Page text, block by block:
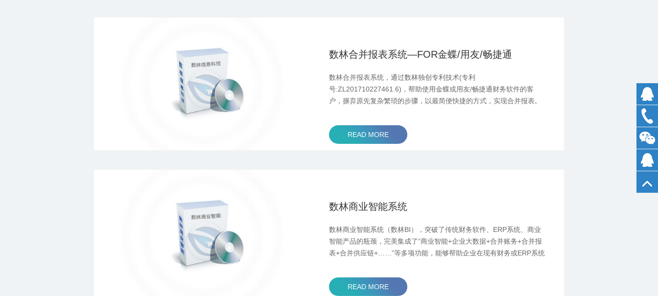
数林合并报表系统—FOR金蝶/用友/畅捷通
数林合并报表系统，通过数林独创专利技术(专利
号:ZL201710227461.6)，帮助使用金蝶或用友/畅捷通财务软件的客
户，摒弃原先复杂繁琐的步骤，以最简便快捷的方式，实现合并报表。
析、数据分析。
READ MORE
数林商业智能系统
数林商业智能系统（数林BI），突破了传统财务软件、ERP系统、商业
智能产品的瓶颈，完美集成了“商业智能+企业大数据+合并账务+合并报
表+合并供应链+……”等多项功能，能够帮助企业在现有财务或ERP系统
T+、T3、T6），自动合并账务数据，简便高效按需实现合并报表、财
务分析、销售分析等相关管理数据分析与辅助决策。
READ MORE